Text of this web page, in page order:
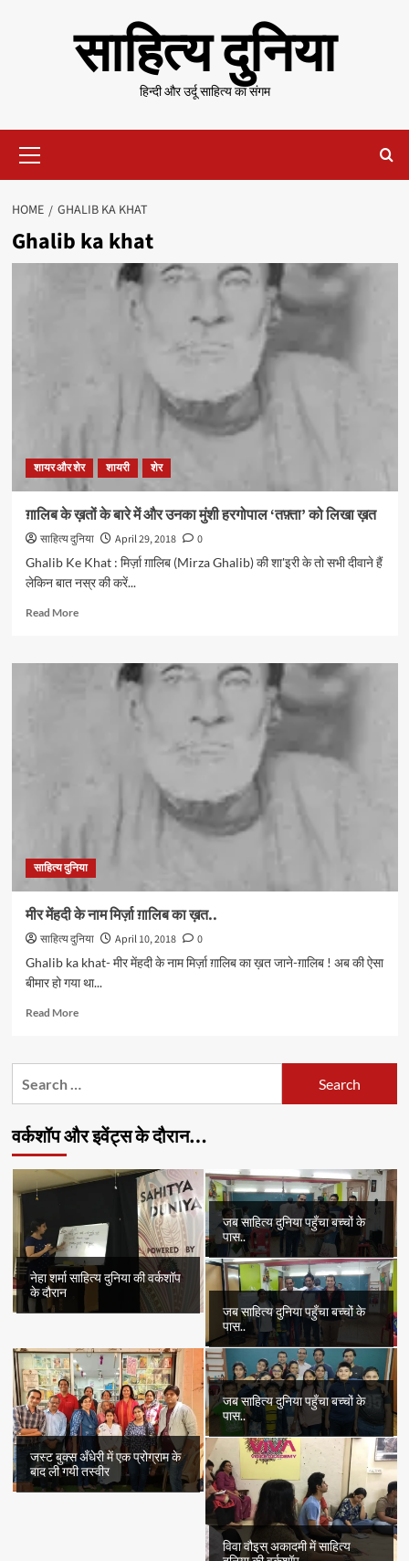
साहित्य दुनिया
हिन्दी और उर्दू साहित्य का संगम
Menu
HOME GHALIB KA KHAT
Ghalib ka khat
शायर और शेर शायरी शेर
ग़ालिब के ख़तों के बारे में और उनका मुंशी हरगोपाल ‘तफ़्ता’ को लिखा ख़त
साहित्य दुनिया April 29, 2018
0
Ghalib Ke Khat : मिर्ज़ा ग़ालिब (Mirza Ghalib) की शा'इरी के तो सभी दीवाने हैं
लेकिन बात नस्र की करें...
Read MoreRead
ग़ालिब
उनका
लिखा
ख़त
साहित्य दुनिया
मीर मेंहदी के नाम मिर्ज़ा ग़ालिब का ख़त..
साहित्य दुनिया April 10, 2018
0
Ghalib ka khat- मीर मेंहदी के नाम मिर्ज़ा ग़ालिब का ख़त जाने-ग़ालिब ! अब की ऐसा
बीमार हो गया था...
Read MoreRead
मीर
मिर्ज़ा
ग़ालिब
का
ख़त..
वर्कशॉप और इवेंट्स के दौरान…
नेहा शर्मा साहित्य दुनिया की वर्कशॉप
के दौरान
जब साहित्य दुनिया पहुँचा बच्चों के
पास..
जब साहित्य दुनिया पहुँचा बच्चों के
पास..
जस्ट बुक्स अँधेरी में एक प्रोग्राम के
बाद ली गयी तस्वीर
जब साहित्य दुनिया पहुँचा बच्चों के
पास..
विवा वौइस् अकादमी में साहित्य